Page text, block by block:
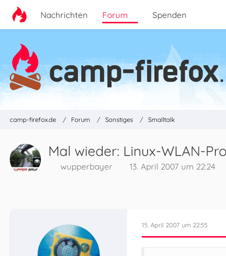
Nachrichten Forum Spenden
camp-firefox.de Forum Sonstiges Smalltalk
Mal wieder: Linux-WLAN-
wupperbayer 13. April 2007 um 22:24
15. April 2007 um 22:55